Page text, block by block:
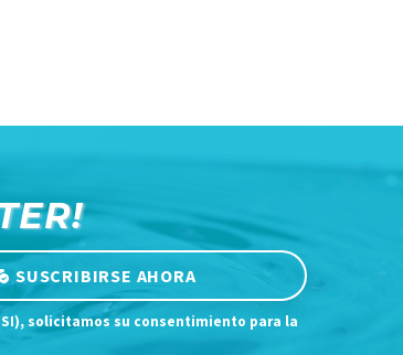
SUSCRIBIRSE AHORA
solicitamos su consentimiento para la